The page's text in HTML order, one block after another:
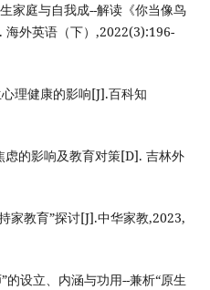
家庭与自我成--解读《你当像鸟
海外英语（下）,2022(3):196-
理健康的影响[J].百科知
的影响及教育对策[D]. 吉林外
家教育”探讨[J].中华家教,2023,
的设立、内涵与功用--兼析“原生